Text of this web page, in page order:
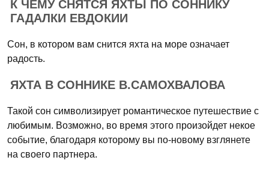
К ЧЕМУ СНЯТСЯ ЯХТЫ ПО СОННИКУ
ГАДАЛКИ ЕВДОКИИ
Сон, в котором вам снится яхта на море означает
радость.
ЯХТА В СОННИКЕ В.САМОХВАЛОВА
Такой сон символизирует романтическое путешествие с
любимым. Возможно, во время этого произойдет некое
событие, благодаря которому вы по-новому взглянете
на своего партнера.